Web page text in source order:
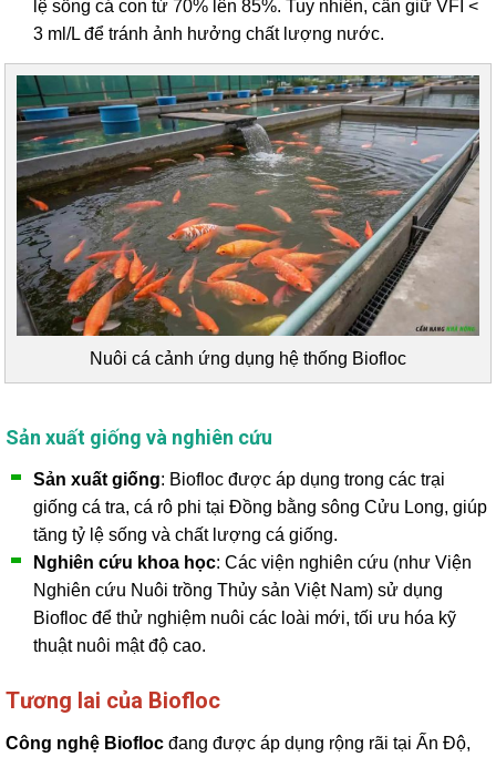
lệ sống cá con từ 70% lên 85%. Tuy nhiên, cần giữ VFI <
3 ml/L để tránh ảnh hưởng chất lượng nước.
Nuôi cá cảnh ứng dụng hệ thống Biofloc
Sản xuất giống và nghiên cứu
Sản xuất giống: Biofloc được áp dụng trong các trại
giống cá tra, cá rô phi tại Đồng bằng sông Cửu Long, giúp
tăng tỷ lệ sống và chất lượng cá giống.
Nghiên cứu khoa học: Các viện nghiên cứu (như Viện
Nghiên cứu Nuôi trồng Thủy sản Việt Nam) sử dụng
Biofloc để thử nghiệm nuôi các loài mới, tối ưu hóa kỹ
thuật nuôi mật độ cao.
Tương lai của Biofloc
Công nghệ Biofloc đang được áp dụng rộng rãi tại Ấn Độ,